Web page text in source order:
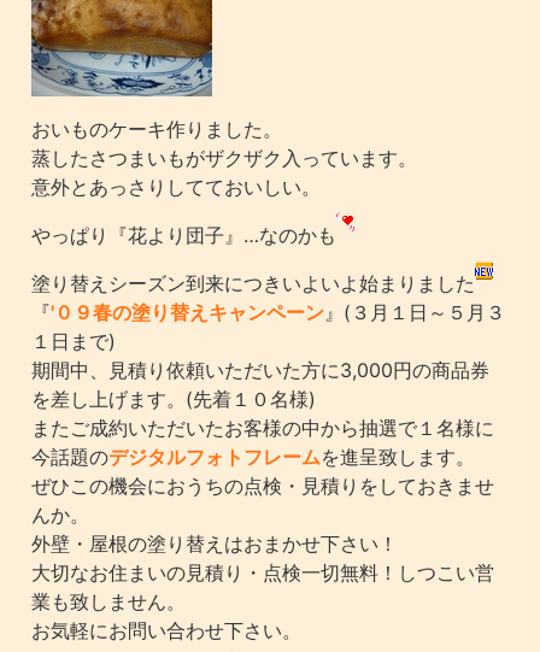
おいものケーキ作りました。
蒸したさつまいもがザクザク入っています。
意外とあっさりしてておいしい。
やっぱり『花より団子』…なのかも
塗り替えシーズン到来につきいよいよ始まりました
『'０９春の塗り替えキャンペーン 』(３月１日～５月３
１日まで)
期間中、見積り依頼いただいた方に3,000円の商品券
を差し上げます。(先着１０名様)
またご成約いただいたお客様の中から抽選で１名様に
今話題のデジタルフォトフレームを進呈致します。
ぜひこの機会におうちの点検・見積りをしておきませ
んか。
外壁・屋根の塗り替えはおまかせ下さい！
大切なお住まいの見積り・点検一切無料！しつこい営
業も致しません。
お気軽にお問い合わせ下さい。